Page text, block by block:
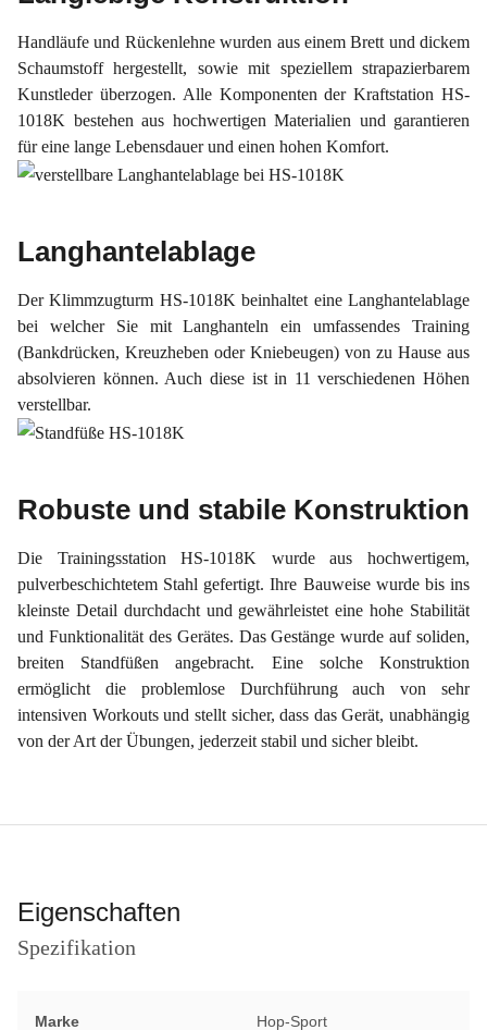
Handläufe und Rückenlehne wurden aus einem Brett und dickem
Schaumstoff hergestellt, sowie mit speziellem strapazierbarem
Kunstleder überzogen. Alle Komponenten der Kraftstation HS-
1018K bestehen aus hochwertigen Materialien und garantieren
für eine lange Lebensdauer und einen hohen Komfort.
Langhantelablage
Der Klimmzugturm HS-1018K beinhaltet eine Langhantelablage
bei welcher Sie mit Langhanteln ein umfassendes Training
(Bankdrücken, Kreuzheben oder Kniebeugen) von zu Hause aus
absolvieren können. Auch diese ist in 11 verschiedenen Höhen
verstellbar.
Robuste und stabile Konstruktion
Die Trainingsstation HS-1018K wurde aus hochwertigem,
pulverbeschichtetem Stahl gefertigt. Ihre Bauweise wurde bis ins
kleinste Detail durchdacht und gewährleistet eine hohe Stabilität
und Funktionalität des Gerätes. Das Gestänge wurde auf soliden,
breiten Standfüßen angebracht. Eine solche Konstruktion
ermöglicht die problemlose Durchführung auch von sehr
intensiven Workouts und stellt sicher, dass das Gerät, unabhängig
von der Art der Übungen, jederzeit stabil und sicher bleibt.
Eigenschaften
Spezifikation
Marke Hop-Sport